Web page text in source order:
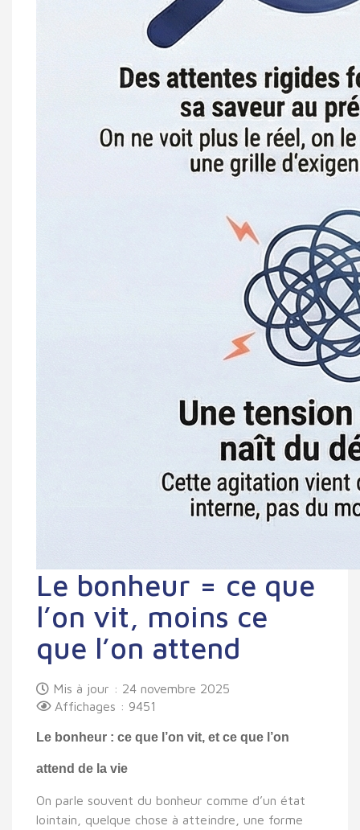
Le bonheur = ce que
l’on vit, moins ce
que l’on attend
Mis à jour : 24 novembre 2025
Affichages : 9451
Le bonheur : ce que l’on vit, et ce que l’on
attend de la vie
On parle souvent du bonheur comme d’un état
lointain, quelque chose à atteindre, une forme